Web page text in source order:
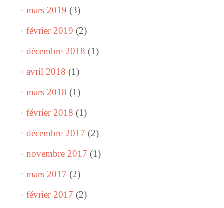
mars 2019 (3)
février 2019 (2)
décembre 2018 (1)
avril 2018 (1)
mars 2018 (1)
février 2018 (1)
décembre 2017 (2)
novembre 2017 (1)
mars 2017 (2)
février 2017 (2)